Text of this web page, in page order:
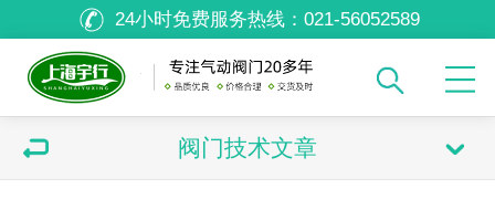
24小时免费服务热线： 021-56052589
阀门技术文章